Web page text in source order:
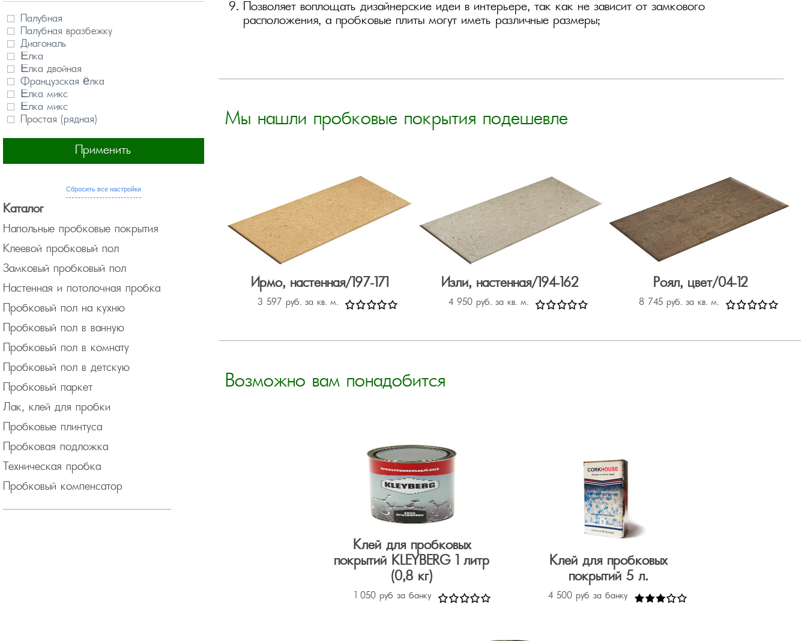
Палубная
Палубная вразбежку
Диагональ
Ёлка
Ёлка двойная
Французская ёлка
Ёлка микс
Ёлка микс
Простая (рядная)
Применить
Сбросить все настройки
Каталог
Напольные пробковые покрытия
Клеевой пробковый пол
Замковый пробковый пол
Настенная и потолочная пробка
Пробковый пол на кухню
Пробковый пол в ванную
Пробковый пол в комнату
Пробковый пол в детскую
Пробковый паркет
Лак, клей для пробки
Пробковые плинтуса
Пробковая подложка
Техническая пробка
Пробковый компенсатор
Позволяет воплощать дизайнерские идеи в интерьере, так как не зависит от замкового
расположения, а пробковые плиты могут иметь различные размеры;
Мы нашли пробковые покрытия подешевле
Ирмо, настенная/197-171
3 597 руб. за кв. м.
Изли, настенная/194-162
4 950 руб. за кв. м.
Роял, цвет/04-12
8 745 руб. за кв. м.
Возможно вам понадобится
Клей для пробковых
покрытий KLEYBERG 1 литр
(0,8 кг)
1 050 руб за банку
Клей для пробковых
покрытий 5 л.
4 500 руб за банку